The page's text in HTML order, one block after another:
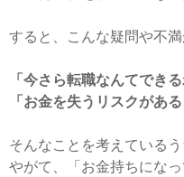
すると、こんな疑問や不満
「今さら転職なんてできる
「お金を失うリスクがあ
そんなことを考えているう
やがて、「お金持ちにな